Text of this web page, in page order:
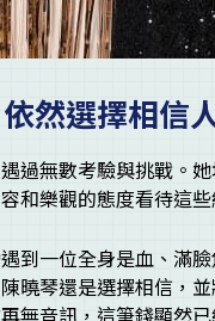
然選擇相信
過無數考驗與挑戰。
和樂觀的態度看待這
到一位全身是血、滿
曉琴還是選擇相信，